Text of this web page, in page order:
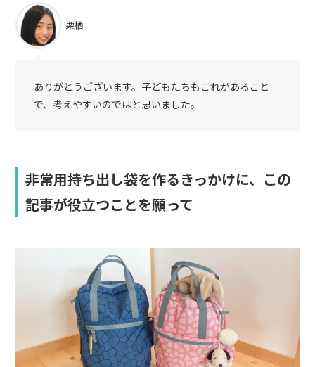
栗栖
ありがとうございます。子どもたちもこれがあること
で、考えやすいのではと思いました。
非常用持ち出し袋を作るきっかけに、この
記事が役立つことを願って